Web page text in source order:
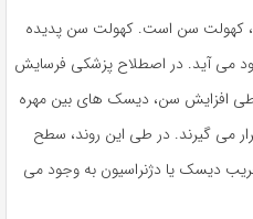
کهولت سن است. کهولت سن پدیده
می آید. در اصطلاح پزشکی فرسایش
طی افزایش سن، دیسک های بین مهره
می گیرند. در طی این روند، سطح
دیسک یا دژنراسیون به وجود می